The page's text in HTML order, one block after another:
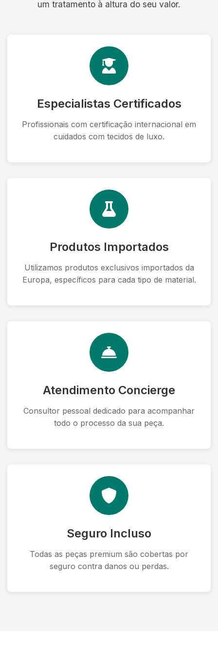
um tratamento à altura do seu valor.
Especialistas Certificados
Profissionais com certificação internacional em
cuidados com tecidos de luxo.
Produtos Importados
Utilizamos produtos exclusivos importados da
Europa, específicos para cada tipo de material.
Atendimento Concierge
Consultor pessoal dedicado para acompanhar
todo o processo da sua peça.
Seguro Incluso
Todas as peças premium são cobertas por
seguro contra danos ou perdas.